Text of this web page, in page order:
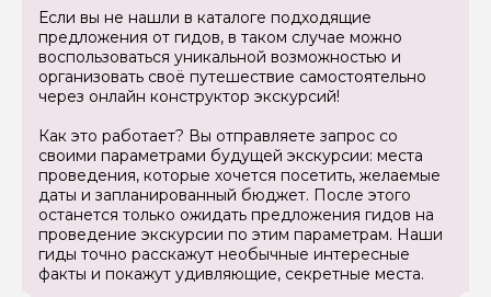
Если вы не нашли в каталоге подходящие
предложения от гидов, в таком случае можно
воспользоваться уникальной возможностью и
организовать своё путешествие самостоятельно
через онлайн конструктор экскурсий!
Как это работает? Вы отправляете запрос со
своими параметрами будущей экскурсии: места
проведения, которые хочется посетить, желаемые
даты и запланированный бюджет. После этого
останется только ожидать предложения гидов на
проведение экскурсии по этим параметрам. Наши
гиды точно расскажут необычные интересные
факты и покажут удивляющие, секретные места.